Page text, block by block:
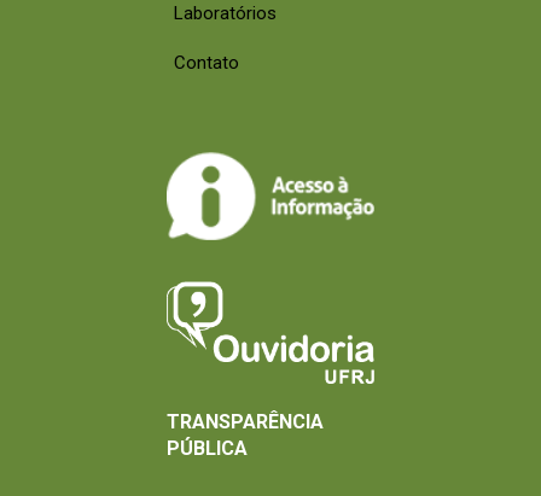
Laboratórios
Contato
TRANSPARÊNCIA
PÚBLICA